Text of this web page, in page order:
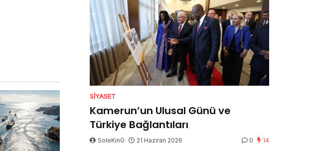
SIYASET
Kamerun’un Ulusal Günü ve
Türkiye Bağlantıları
SoleKinG 21 Haziran 2026 0 14